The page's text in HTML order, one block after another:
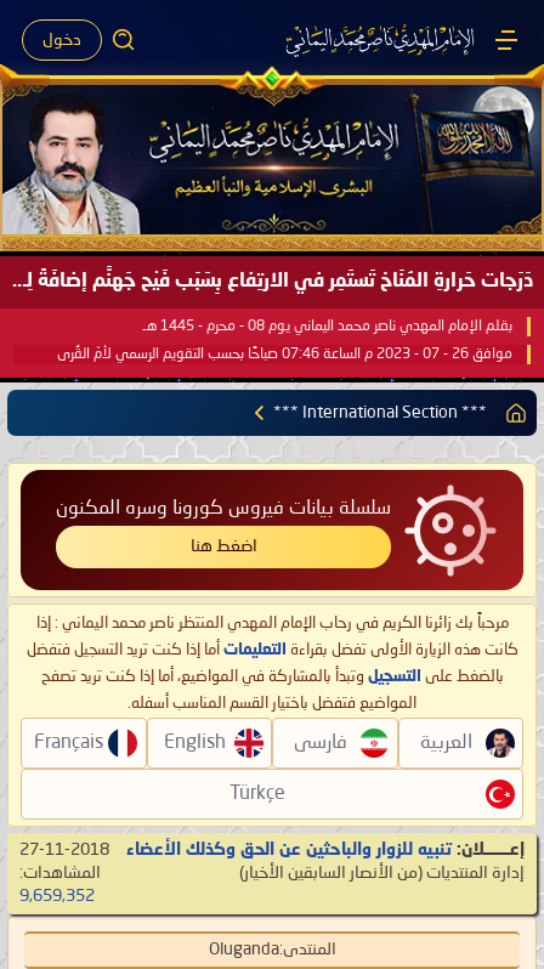
دخول
صَيْفُ سَقَرَ يَبدأُ في اجتياحِ شِتاءِ القُطبِ الشَّمالي كَما وعَدناكُم بالحقِّ لعَامِكم هذا (1445 هـ) ..
بقلم الإمام المهدي ناصر محمد اليماني يوم 18 - جمادى الآخرة - 1445 هـ
موافق 31 - 12 - 2023 م الساعة 07:44 صباحًا بحسب التقويم الرسمي لأمّ القُرى
*** International Section ***
سلسلة بيانات فيروس كورونا وسره المكنون
اضغط هنا
مرحباً بك زائرنا الكريم في رحاب الإمام المهدي المنتظر ناصر محمد اليماني : إذا
كانت هذه الزيارة الأولى تفضل بقراءة التعليمات أما إذا كنت تريد التسجيل فتفضل
بالضغط على التسجيل وتبدأ بالمشاركة في المواضيع، أما إذا كنت تريد تصفح
المواضيع فتفضل باختيار القسم المناسب أسفله.
العربية فارسی English
Français
Türkçe
إعـــــــلان: تنبيه للزوار والباحثين عن الحق وكذلك الأعضاء
إدارة المنتديات ‏(من الأنصار السابقين الأخيار)
27-11-2018
المشاهدات:
9,659,352
المنتدى:Oluganda